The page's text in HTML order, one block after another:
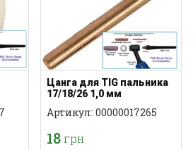
Цанга для TIG пальника
17/18/26 1,0 мм
Артикул: 00000017265
18грн